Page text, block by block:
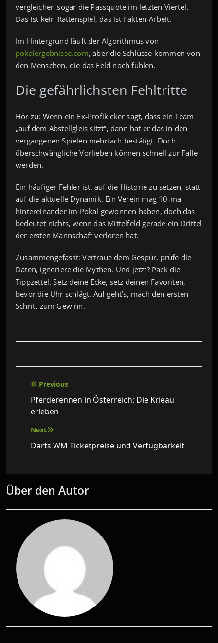
vergleichen sogar die Passquote im letzten Viertel.
Das ist kein Rattenspiel, das ist Fakten‑Arbeit.
Im Hintergrund läuft der Algorithmus von
pokalergebnisse.com, aber die Schlüsse kommen von
den Menschen, die das Feld noch fühlen.
Die gefährlichsten Fehltritte
Hör zu: Wenn ein Ex‑Profikicker sagt, dass ein Team
„auf dem Abstellgleis sitzt“, dann hat er das in den
vergangenen Spielen mehrfach bestätigt. Doch
überschwängliche Vorlieben können schnell zur Falle
werden.
Ein häufiger Fehler ist, auf die Historie zu setzen, statt
auf die aktuelle Dynamik. Ein Verein mag 10‑mal
hintereinander im Pokal gewonnen haben, doch das
bedeutet nichts, wenn das Mittelfeld gerade ein Drittel
der ersten Mannschaft verloren hat.
Zusammengefasst: Vertraue dem Gespür, prüfe die
Daten, ignoriere die Mythen. Und jetzt? Pack die
Tippzettel. Setz deine Ecke, setz deinen Favoriten,
bevor die Uhr schlägt. Auf geht’s, mach den ersten
Schritt zum Gewinn.
Beitragsnavigation
Previous
Pferderennen in Österreich: Die Krieau
erleben
Next
Darts WM Ticketpreise und Verfügbarkeit
Über den Autor